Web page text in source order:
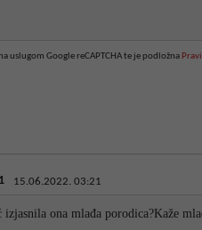
uslugom Google reCAPTCHA te je podložna
15.06.2022. 03:21
izjasnila ona mlađa porodica?Kaže